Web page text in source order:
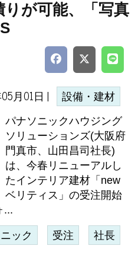
が可能、「写真
月01日 | 設備・建材
パナソニックハウジング
ソリューションズ(大阪府
門真市、山田昌司社長)
は、今春リニューアルし
たインテリア建材「new
ベリティス」の受注開始
...
ック 受注 社長